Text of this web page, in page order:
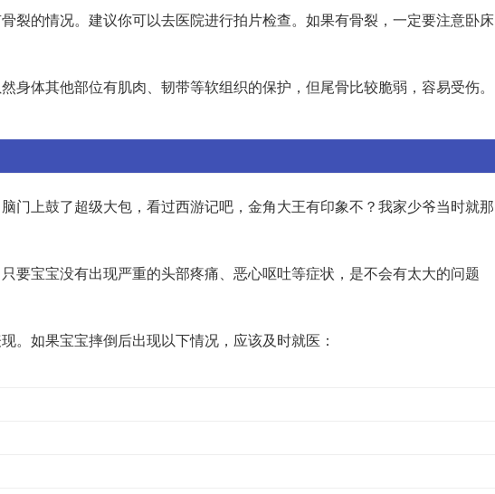
裂的情况。建议你可以去医院进行拍片检查。如果有骨裂，一定要注意卧床
身体其他部位有肌肉、韧带等软组织的保护，但尾骨比较脆弱，容易受伤。
门上鼓了超级大包，看过西游记吧，金角大王有印象不？我家少爷当时就那
要宝宝没有出现严重的头部疼痛、恶心呕吐等症状，是不会有太大的问题
。如果宝宝摔倒后出现以下情况，应该及时就医：